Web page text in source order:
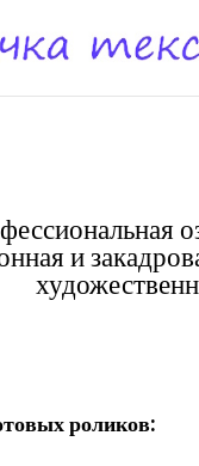
и
роликов: